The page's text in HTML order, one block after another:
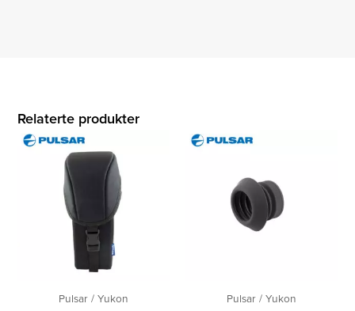
Relaterte produkter
Pulsar / Yukon
Pulsar / Yukon